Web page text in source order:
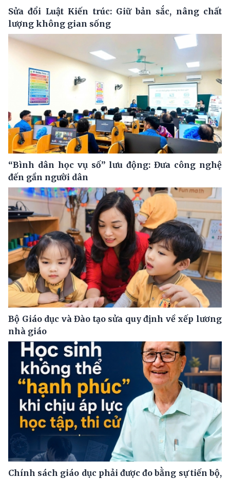
Sửa đổi Luật Kiến trúc: Giữ bản sắc, nâng chất
lượng không gian sống
“Bình dân học vụ số” lưu động: Đưa công nghệ
đến gần người dân
Bộ Giáo dục và Đào tạo sửa quy định về xếp lương
nhà giáo
Chính sách giáo dục phải được đo bằng sự tiến bộ,